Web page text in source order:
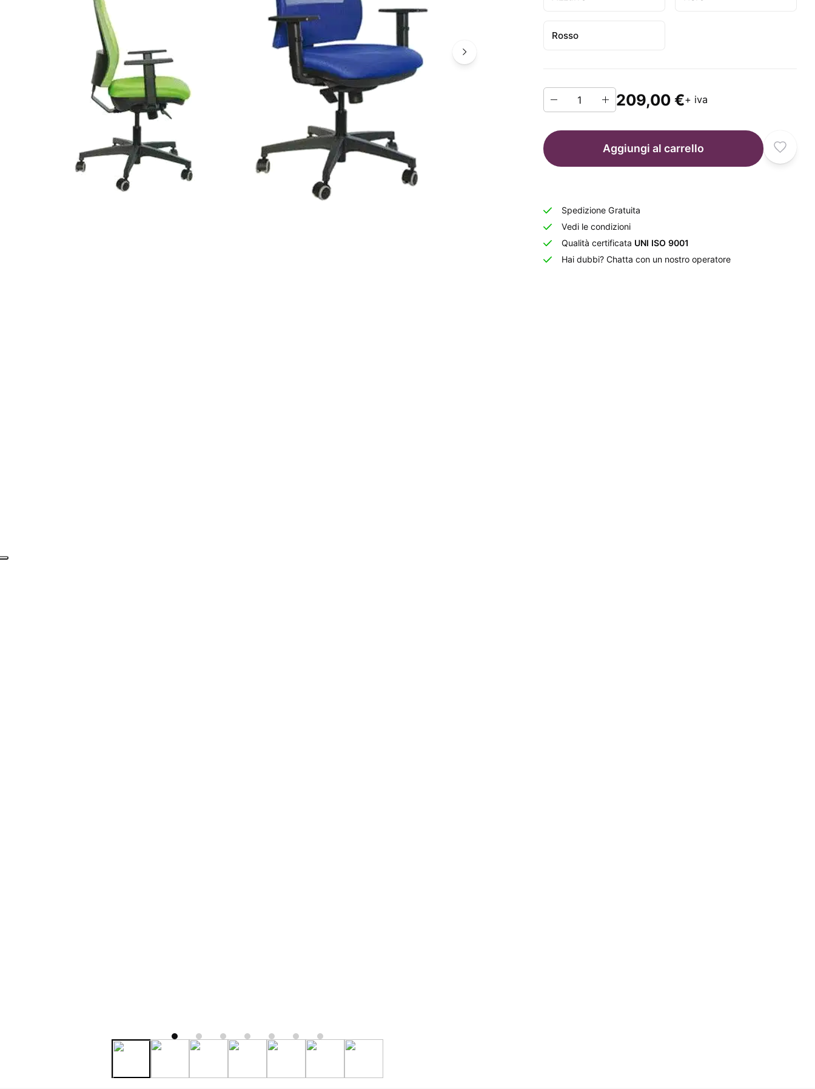
Rosso
209,00 €+ iva
Aggiungi al carrello
Spedizione Gratuita
Vedi le condizioni
Qualità certificata UNI ISO 9001
Hai dubbi? Chatta con un nostro operatore